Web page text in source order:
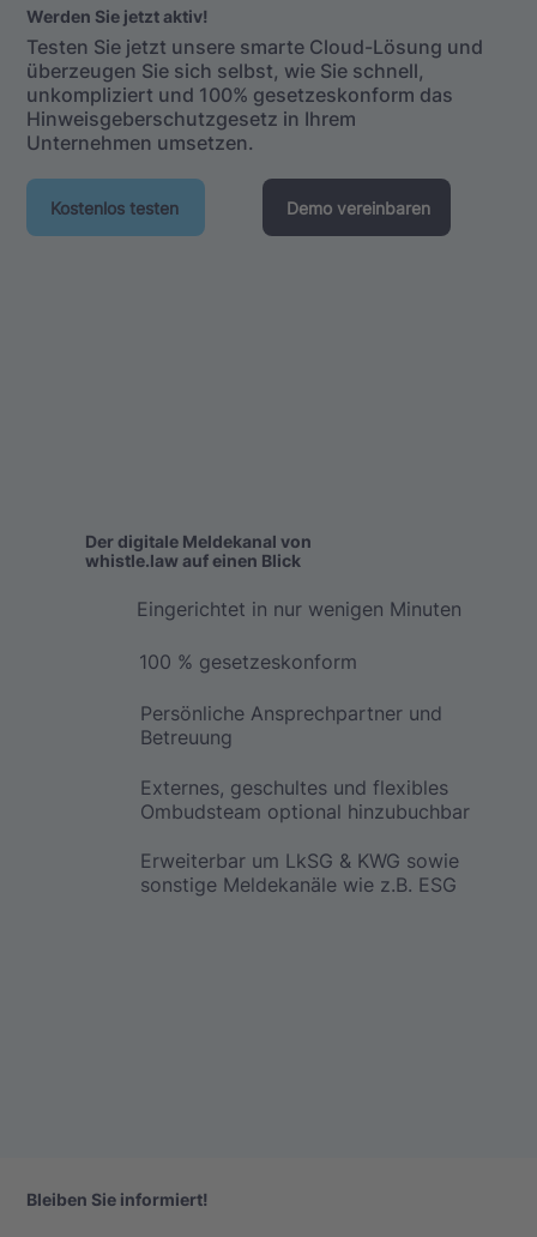
Werden Sie jetzt aktiv!
Testen Sie jetzt unsere smarte Cloud-Lösung und
überzeugen Sie sich selbst, wie Sie schnell,
unkompliziert und 100% gesetzeskonform das
Hinweisgeberschutzgesetz in Ihrem
Unternehmen umsetzen.
Demo vereinbaren
Kostenlos testen
Erweiterbar um LkSG & KWG sowie
sonstige Meldekanäle wie z.B. ESG
Externes, geschultes und flexibles
Ombudsteam optional hinzubuchbar
Persönliche Ansprechpartner und
Betreuung
100 % gesetzeskonform
Eingerichtet in nur wenigen Minuten
Der digitale Meldekanal von
whistle.law auf einen Blick
Bleiben Sie informiert!